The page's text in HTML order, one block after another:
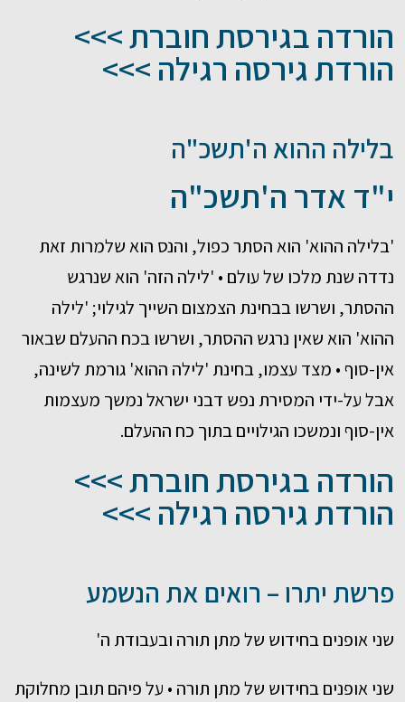
הורדה בגירסת חוברת >>>
הורדת גירסה רגילה >>>
בלילה ההוא ה'תשכ"ה
י"ד אדר ה'תשכ"ה
'בלילה ההוא' הוא הסתר כפול, והנס הוא שלמרות זאת
נדדה שנת מלכו של עולם • 'לילה הזה' הוא שנרגש
ההסתר, ושרשו בבחינת הצמצום השייך לגילוי; 'לילה
ההוא' הוא שאין נרגש ההסתר, ושרשו בכח ההעלם שבאור
אין-סוף • מצד עצמו, בחינת 'לילה ההוא' גורמת לשינה,
אבל על-ידי המסירת נפש דבני ישראל נמשך מעצמות
אין-סוף ונמשכו הגילויים בתוך כח ההעלם.
הורדה בגירסת חוברת >>>
הורדת גירסה רגילה >>>
פרשת יתרו – רואים את הנשמע
שני אופנים בחידוש של מתן תורה ובעבודת ה'
שני אופנים בחידוש של מתן תורה • על פיהם תובן מחלוקת